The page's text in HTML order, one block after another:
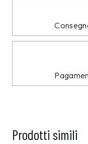
Prodotti simili